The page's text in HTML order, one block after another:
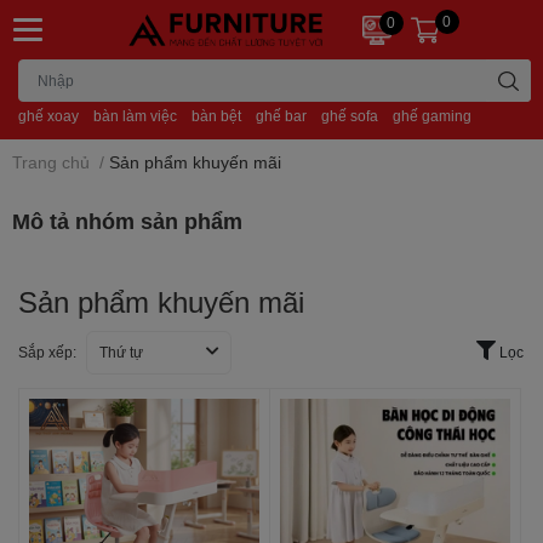
ghế xoay bàn làm việc bàn bệt ghế bar ghế sofa ghế gaming
0 0
Trang chủ / Sản phẩm khuyến mãi
Mô tả nhóm sản phẩm
Sản phẩm khuyến mãi
Sắp xếp: Thứ tự Lọc